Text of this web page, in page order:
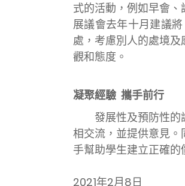
式的活動，例如早會
展議會去年十月建議
處，考慮別人的處境
觀和態度。
凝聚經驗 攜手前行
發展性及預防性的訓
相交流，並提供意見
手幫助學生建立正確
2021年2月8日